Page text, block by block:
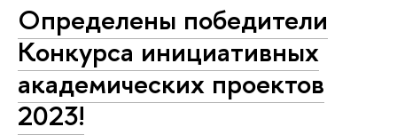
Определены победители
Конкурса инициативных
академических проектов
2023!